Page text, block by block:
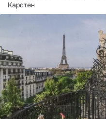
Карстен